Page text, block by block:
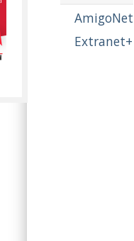
AmigoNet
Extranet+